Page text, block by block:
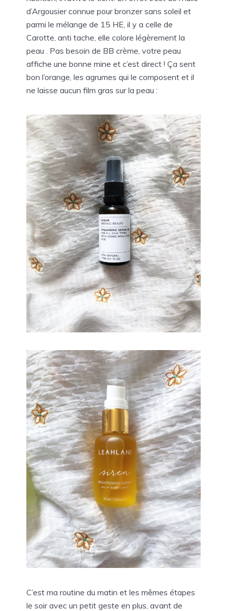
d’Argousier connue pour bronzer sans soleil et
parmi le mélange de 15 HE, il y a celle de
Carotte, anti tache, elle colore légèrement la
peau . Pas besoin de BB crème, votre peau
affiche une bonne mine et c’est direct ! Ça sent
bon l’orange, les agrumes qui le composent et il
ne laisse aucun film gras sur la peau :
C’est ma routine du matin et les mêmes étapes
le soir avec un petit geste en plus, avant de